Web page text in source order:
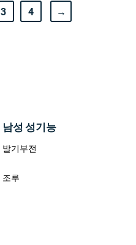
3 4 →
남성 성기능
발기부전
조루